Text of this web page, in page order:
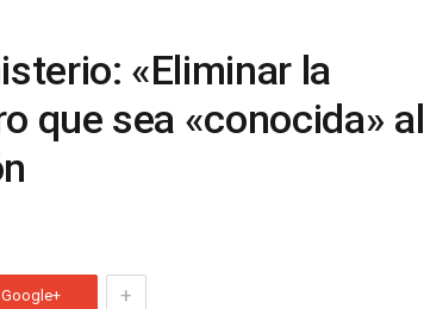
«Eliminar la
que sea «conocida» al
Google+ +